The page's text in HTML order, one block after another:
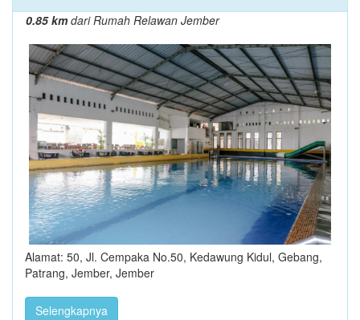
0.85 kmdari Rumah Relawan Jember
Alamat: 50, Jl. Cempaka No.50, Kedawung Kidul, Gebang,
Patrang, Jember, Jember
Selengkapnya